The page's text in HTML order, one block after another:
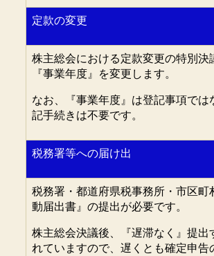
定款の変更
株主総会における定款変更の特別決
『事業年度』を変更します。
なお、『事業年度』は登記事項では
記手続きは不要です。
税務署等への届け出
税務署・都道府県税事務所・市区町
動届出書』の提出が必要です。
株主総会決議後、『遅滞なく』提出
れていますので、遅くとも確定申告